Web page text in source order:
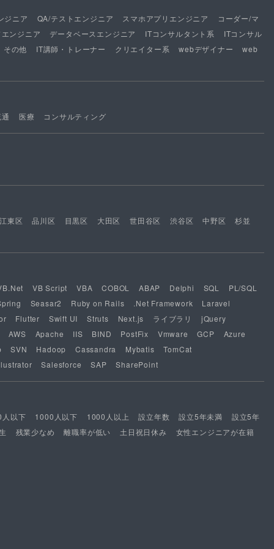
ジニア QA/テストエンジニア スマホアプリエンジニア
コーダー/マ
ンジニア
データベースエンジニア ITコンサルタント系
ITコンサル
その他
IT講師・トレーナー クリエイター系 webデザイナー web
医療 コンサルティング
江東区 品川区 目黒区 大田区 世田谷区 渋谷区 中野区 杉並
VB Script VBA COBOL ABAP Delphi SQL
PL/SQL
Seasar2 Ruby on Rails .Net Framework
Laravel
Flutter Swift UI Struts Next.js ライブラリ
jQuery
AWS
Apache IIS BIND PostFix Vmware GCP
Azure
SVN Hadoop Cassandra Mybatis
TomCat
Salesforce SAP SharePoint
以下 1000人以下 1000人以上 設立年数 設立5年未満
設立5年
残業少なめ 離職率が低い 土日祝日休み 女性エンジニアが在籍